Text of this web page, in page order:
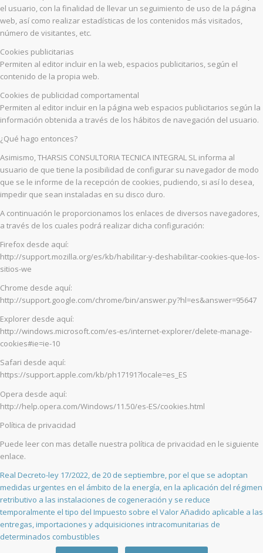
el usuario, con la finalidad de llevar un seguimiento de uso de la página
web, así como realizar estadísticas de los contenidos más visitados,
número de visitantes, etc.
Cookies publicitarias
Permiten al editor incluir en la web, espacios publicitarios, según el
contenido de la propia web.
Cookies de publicidad comportamental
Permiten al editor incluir en la página web espacios publicitarios según la
información obtenida a través de los hábitos de navegación del usuario.
¿Qué hago entonces?
Asimismo, THARSIS CONSULTORIA TECNICA INTEGRAL SL informa al
usuario de que tiene la posibilidad de configurar su navegador de modo
que se le informe de la recepción de cookies, pudiendo, si así lo desea,
impedir que sean instaladas en su disco duro.
A continuación le proporcionamos los enlaces de diversos navegadores,
a través de los cuales podrá realizar dicha configuración:
Firefox desde aquí:
http://support.mozilla.org/es/kb/habilitar-y-deshabilitar-cookies-que-los-
sitios-we
Chrome desde aquí:
http://support.google.com/chrome/bin/answer.py?hl=es&answer=95647
Explorer desde aquí:
http://windows.microsoft.com/es-es/internet-explorer/delete-manage-
cookies#ie=ie-10
Safari desde aquí:
https://support.apple.com/kb/ph17191?locale=es_ES
Opera desde aquí:
http://help.opera.com/Windows/11.50/es-ES/cookies.html
Política de privacidad
Puede leer con mas detalle nuestra política de privacidad en le siguiente
enlace.
Real Decreto-ley 17/2022, de 20 de septiembre, por el que se adoptan
medidas urgentes en el ámbito de la energía, en la aplicación del régimen
retributivo a las instalaciones de cogeneración y se reduce
temporalmente el tipo del Impuesto sobre el Valor Añadido aplicable a las
entregas, importaciones y adquisiciones intracomunitarias de
determinados combustibles